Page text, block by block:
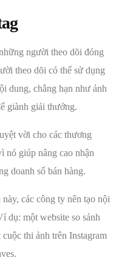
người theo dõi đóng
theo dõi có thể sử dụng
dung, chẳng hạn như ảnh
giành giải thưởng.
vời cho các thương
nó giúp nâng cao nhận
doanh số bán hàng.
các công ty nên tạo nội
dụ: một website so sánh
thi ảnh trên Instagram